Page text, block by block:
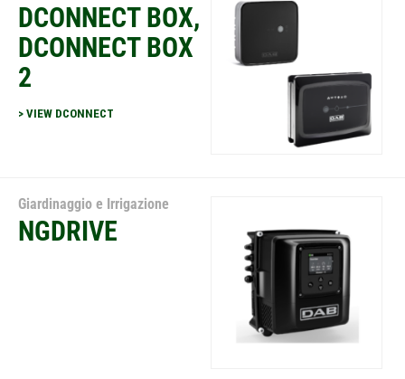
DCONNECT BOX,
DCONNECT BOX
2
> VIEW DCONNECT
Giardinaggio e Irrigazione
NGDRIVE